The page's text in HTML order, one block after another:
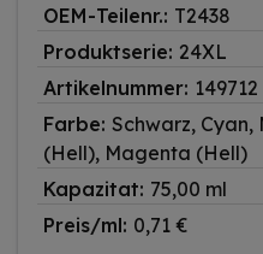
OEM-Teilenr.: T2438
Produktserie: 24XL
Artikelnummer: 149712
Farbe: Schwarz, Cyan,
(Hell), Magenta (Hell)
Kapazitat: 75,00 ml
Preis/ml: 0,71 €